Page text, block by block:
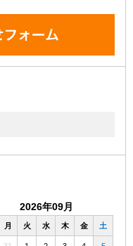
2026年09月
月 火 水 木 金 土